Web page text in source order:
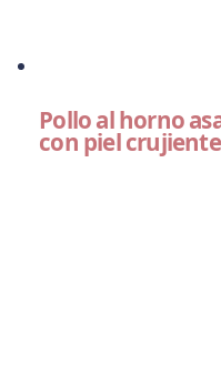
Pollo al horno
con piel crujiente